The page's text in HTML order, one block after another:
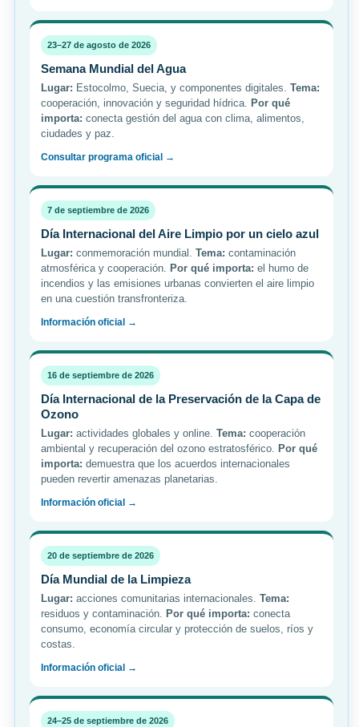
23–27 de agosto de 2026
Semana Mundial del Agua
Lugar: Estocolmo, Suecia, y componentes digitales. Tema:
cooperación, innovación y seguridad hídrica. Por qué
importa: conecta gestión del agua con clima, alimentos,
ciudades y paz.
Consultar programa oficial →
7 de septiembre de 2026
Día Internacional del Aire Limpio por un cielo azul
Lugar: conmemoración mundial. Tema: contaminación
atmosférica y cooperación. Por qué importa: el humo de
incendios y las emisiones urbanas convierten el aire limpio
en una cuestión transfronteriza.
Información oficial →
16 de septiembre de 2026
Día Internacional de la Preservación de la Capa de
Ozono
Lugar: actividades globales y online. Tema: cooperación
ambiental y recuperación del ozono estratosférico. Por qué
importa: demuestra que los acuerdos internacionales
pueden revertir amenazas planetarias.
Información oficial →
20 de septiembre de 2026
Día Mundial de la Limpieza
Lugar: acciones comunitarias internacionales. Tema:
residuos y contaminación. Por qué importa: conecta
consumo, economía circular y protección de suelos, ríos y
costas.
Información oficial →
24–25 de septiembre de 2026